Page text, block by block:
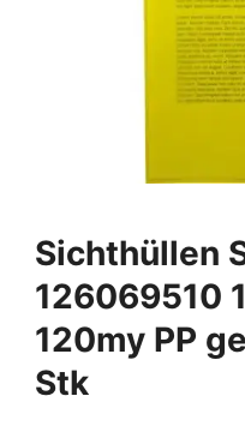
Sichthüllen
126069510
120my PP
Stk